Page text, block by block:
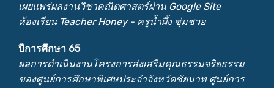
เผยแพร่ผลงานวิชาคณิตศาสตร์ผ่าน Google Site
ห้องเรียน Teacher Honey - ครูน้ำผึ้ง ชุ่มชวย
ปีการศึกษา 65
ผลการดำเนินงานโครงการส่งเสริมคุณธรรมจริยธรรม
ของศูนย์การศึกษาพิเศษประจำจังหวัดชัยนาท ศูนย์การ